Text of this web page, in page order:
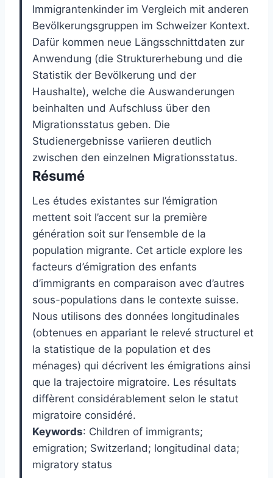
Immigrantenkinder im Vergleich mit anderen
Bevölkerungsgruppen im Schweizer Kontext.
Dafür kommen neue Längsschnittdaten zur
Anwendung (die Strukturerhebung und die
Statistik der Bevölkerung und der
Haushalte), welche die Auswanderungen
beinhalten und Aufschluss über den
Migrationsstatus geben. Die
Studienergebnisse variieren deutlich
zwischen den einzelnen Migrationsstatus.
Résumé
Les études existantes sur l’émigration
mettent soit l’accent sur la première
génération soit sur l’ensemble de la
population migrante. Cet article explore les
facteurs d’émigration des enfants
d’immigrants en comparaison avec d’autres
sous-populations dans le contexte suisse.
Nous utilisons des données longitudinales
(obtenues en appariant le relevé structurel et
la statistique de la population et des
ménages) qui décrivent les émigrations ainsi
que la trajectoire migratoire. Les résultats
diffèrent considérablement selon le statut
migratoire considéré.
Keywords: Children of immigrants;
emigration; Switzerland; longitudinal data;
migratory status